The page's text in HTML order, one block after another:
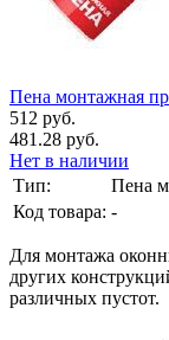
Пена монтажная
512 руб.
481.28 руб.
Нет в наличии
Тип:
Пена
Код товара: -
Для монтажа
других
различных пустот.